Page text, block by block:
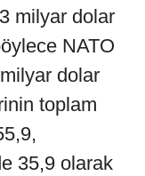
milyar dolar
NATO
dolar
toplam
35,9 olarak